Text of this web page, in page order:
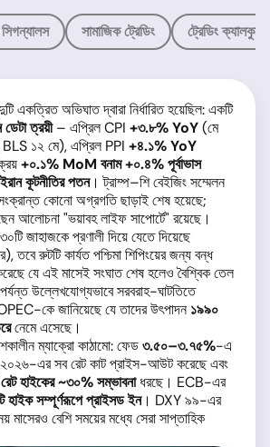
সিগন্যালস সামাজিক ট্রেডিং ট্রেডিং
একত্রিত অভিঘাত দ্বারা নির্ধারিত হয়েছিল: একটি
ডেটা ত্রয়ী– এপ্রিল CPI +৩.৮% YoY(মে
BLS ১২ মে), এপ্রিল PPI +৪.১% YoY
+০.১% MoM বনাম +০.৪% পূর্বাভাস
ইরান কূটনীতির পতন। ট্রাম্প–শি বেইজিং সম্মেলন
কোনো অগ্রগতি ছাড়াই শেষ হয়েছে;
আলোচনা "ভয়াবহ লাইফ সাপোর্টে" রয়েছে।
জাহাজকে প্রণালী দিয়ে যেতে দিয়েছে
তবে রুটটি কার্যত পশ্চিমা শিপিংয়ের জন্য বন্ধ
যে এই মাসেই সংঘাত শেষ হলেও বৈশ্বিক তেল
পর্যন্ত উল্লেখযোগ্যভাবে সরবরাহ-ঘাটতিতে
কে জানিয়েছে যে তাদের উৎপাদন১৯৯০
নেমে এসেছে।
ম্যাক্রো কাঠামো: ফেড৩.৫০–৩.৭৫%-এ
২০২৬-এর সব রেট কাট প্রাইস-আউট করেছে এবং
হাইকের ~৩০% সম্ভাবনাধরছে। ECB-এর
হাইক সম্পূর্ণরূপে প্রাইসড ইন। DXY ৯৯-এর
বেশি সময়ের মধ্যে সেরা সাপ্তাহিক